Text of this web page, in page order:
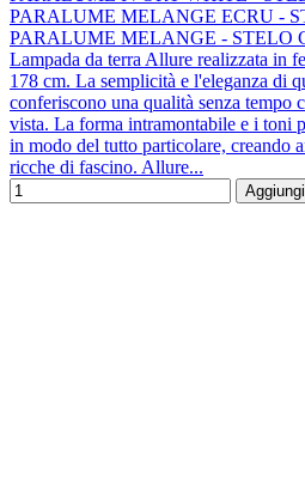
PARALUME MELANGE ECRU -
PARALUME MELANGE - STELO
Lampada da terra Allure realizzata in
178 cm. La semplicità e l'eleganza di
conferiscono una qualità senza tempo
vista. La forma intramontabile e i toni
in modo del tutto particolare, creando
ricche di fascino. Allure...